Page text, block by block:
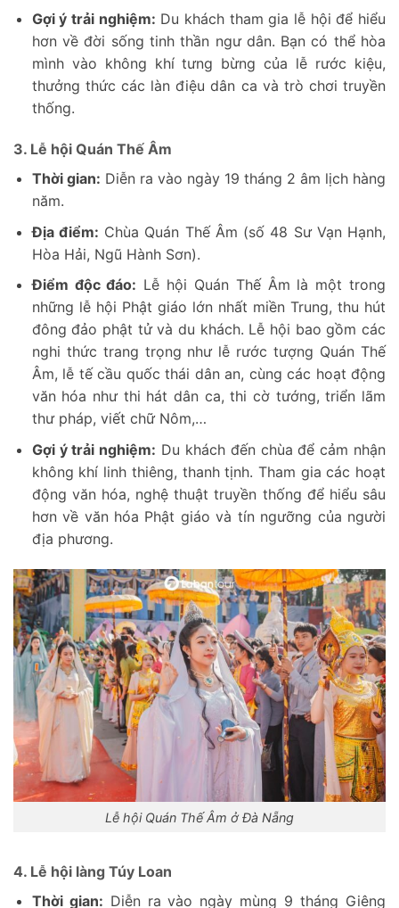
Gợi ý trải nghiệm: Du khách tham gia lễ hội để hiểu
hơn về đời sống tinh thần ngư dân. Bạn có thể hòa
mình vào không khí tưng bừng của lễ rước kiệu,
thưởng thức các làn điệu dân ca và trò chơi truyền
thống.
3. Lễ hội Quán Thế Âm
Thời gian: Diễn ra vào ngày 19 tháng 2 âm lịch hàng
năm.
Địa điểm: Chùa Quán Thế Âm (số 48 Sư Vạn Hạnh,
Hòa Hải, Ngũ Hành Sơn).
Điểm độc đáo: Lễ hội Quán Thế Âm là một trong
những lễ hội Phật giáo lớn nhất miền Trung, thu hút
đông đảo phật tử và du khách. Lễ hội bao gồm các
nghi thức trang trọng như lễ rước tượng Quán Thế
Âm, lễ tế cầu quốc thái dân an, cùng các hoạt động
văn hóa như thi hát dân ca, thi cờ tướng, triển lãm
thư pháp, viết chữ Nôm,…
Gợi ý trải nghiệm: Du khách đến chùa để cảm nhận
không khí linh thiêng, thanh tịnh. Tham gia các hoạt
động văn hóa, nghệ thuật truyền thống để hiểu sâu
hơn về văn hóa Phật giáo và tín ngưỡng của người
địa phương.
Lễ hội Quán Thế Âm ở Đà Nẵng
4. Lễ hội làng Túy Loan
Thời gian: Diễn ra vào ngày mùng 9 tháng Giêng